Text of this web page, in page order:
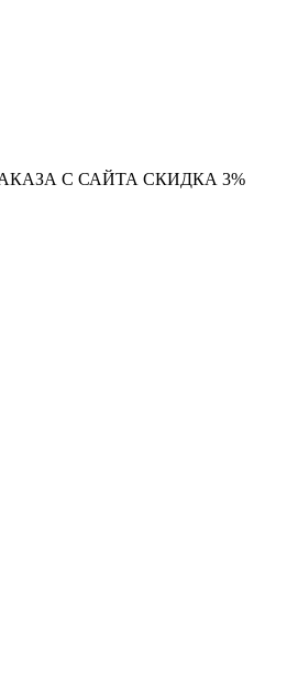
С САЙТА СКИДКА 3%